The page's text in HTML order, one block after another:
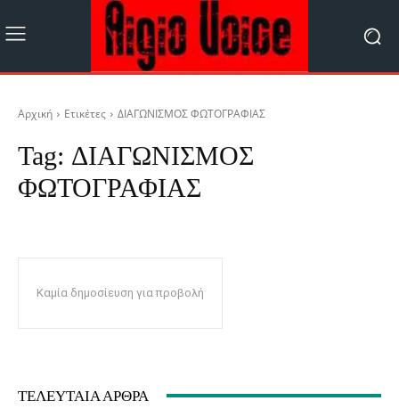
Αρχική Ετικέτες ΔΙΑΓΩΝΙΣΜΟΣ ΦΩΤΟΓΡΑΦΙΑΣ
Tag: ΔΙΑΓΩΝΙΣΜΟΣ
ΦΩΤΟΓΡΑΦΙΑΣ
Καμία δημοσίευση για προβολή
ΤΕΛΕΥΤΑΊΑ ΆΡΘΡΑ